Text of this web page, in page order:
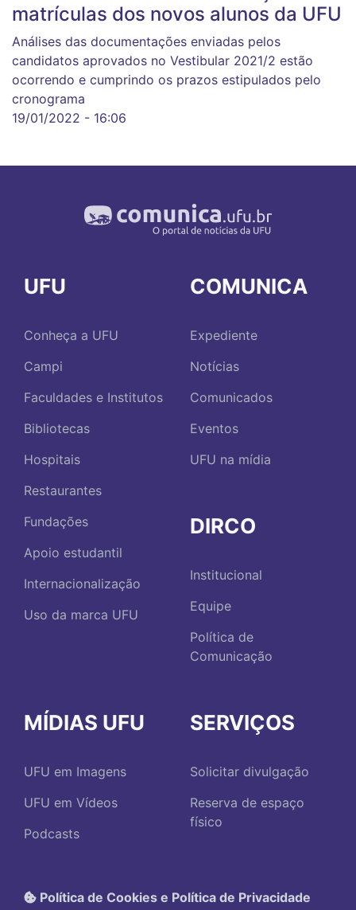
matrículas dos novos alunos da UFU
Análises das documentações enviadas pelos
candidatos aprovados no Vestibular 2021/2 estão
ocorrendo e cumprindo os prazos estipulados pelo
cronograma
19/01/2022 - 16:06
UFU
Conheça a UFU
Campi
Faculdades e Institutos
Bibliotecas
Hospitais
Restaurantes
Fundações
Apoio estudantil
Internacionalização
Uso da marca UFU
COMUNICA
Expediente
Notícias
Comunicados
Eventos
UFU na mídia
DIRCO
Institucional
Equipe
Política de
Comunicação
MÍDIAS UFU
UFU em Imagens
UFU em Vídeos
Podcasts
SERVIÇOS
Solicitar divulgação
Reserva de espaço
físico
Política de Cookies e Política de Privacidade